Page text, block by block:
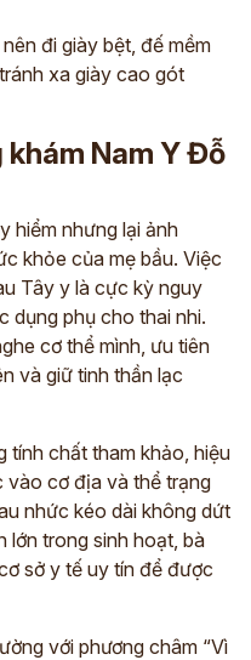
đi giày bệt, đế mềm
xa giày cao gót
Nam Y Đỗ
hiểm nhưng lại ảnh
khỏe của mẹ bầu. Việc
Tây y là cực kỳ nguy
dụng phụ cho thai nhi.
cơ thể mình, ưu tiên
và giữ tinh thần lạc
tính chất tham khảo, hiệu
vào cơ địa và thể trạng
nhức kéo dài không dứt
lớn trong sinh hoạt, bà
sở y tế uy tín để được
với phương châm “Vì